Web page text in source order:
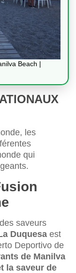
Beach |
les
qui
saveurs
Duquesa est
Deportivo de
de Manilva
la saveur de